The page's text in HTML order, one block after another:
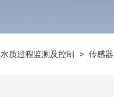
水质过程监测及控制 > 传感